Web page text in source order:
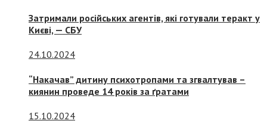
Затримали російських агентів, які готували теракт у
Києві, — СБУ
24.10.2024
“Накачав” дитину психотропами та згвалтував –
киянин проведе 14 років за ґратами
15.10.2024